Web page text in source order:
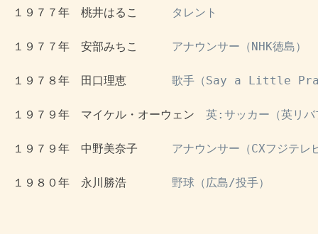
１９７７年　桃井はるこ タレント
１９７７年　安部みちこ アナウンサー（NHK徳島）
１９７８年　田口理恵 歌手（Say a Little
１９７９年　マイケル・オーウェン 英:サッカー（英リバ
１９７９年　中野美奈子 アナウンサー（CXフジテレ
１９８０年　永川勝浩 野球（広島/投手）